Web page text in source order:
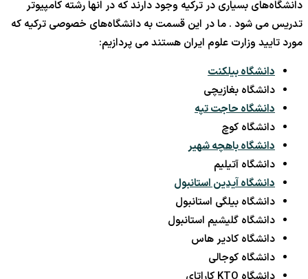
دانشگاه‌های بسیاری در ترکیه وجود دارند که در انها رشته کامپیوتر
تدریس می شود . ما در این قسمت به دانشگاه‌های خصوصی ترکیه که
مورد تایید وزارت علوم ایران هستند می پردازیم:
دانشگاه بیلکنت
دانشگاه بغازیچی
دانشگاه حاجت تپه
دانشگاه کوچ
دانشگاه باهچه شهیر
دانشگاه آتیلیم
دانشگاه آیدین استانبول
دانشگاه بیلگی استانبول
دانشگاه گلیشیم استانبول
دانشگاه کادیر هاس
دانشگاه کوجالی